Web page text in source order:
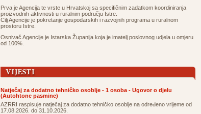
Prva je Agencija te vrste u Hrvatskoj sa specifičnim zadatkom koordiniranja
proizvodnih aktivnosti u ruralnim području Istre.
Cilj Agencije je pokretanje gospodarskih i razvojnih programa u ruralnom
prostoru Istre.
Osnivač Agencije je Istarska Županija koja je imatelj poslovnog udjela u omjeru
od 100%.
Natječaj za dodatno tehničko osoblje - 1 osoba - Ugovor o djelu
(Autohtone pasmine)
AZRRI raspisuje natječaj za dodatno tehničko osoblje na određeno vrijeme od
17.08.2026. do 31.10.2026.